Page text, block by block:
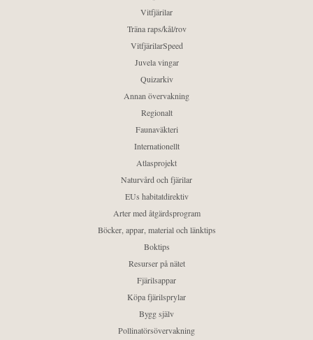
Vitfjärilar
Träna raps/kål/rov
VitfjärilarSpeed
Juvela vingar
Quizarkiv
Annan övervakning
Regionalt
Faunaväkteri
Internationellt
Atlasprojekt
Naturvård och fjärilar
EUs habitatdirektiv
Arter med åtgärdsprogram
Böcker, appar, material och länktips
Boktips
Resurser på nätet
Fjärilsappar
Köpa fjärilsprylar
Bygg själv
Pollinatörsövervakning